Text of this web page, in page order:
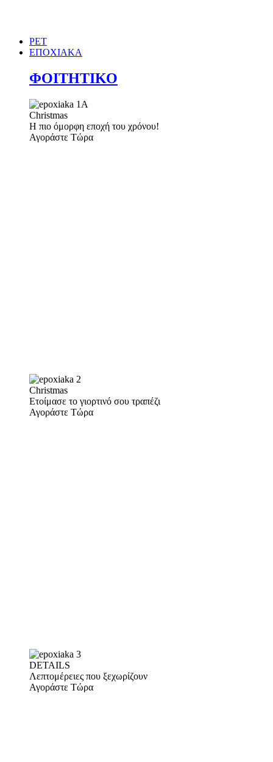
PET
ΕΠΟΧΙΑΚΑ
ΦΟΙΤΗΤΙΚΟ
Christmas
Η πιο όμορφη εποχή του χρόνου!
Αγοράστε Τώρα
Christmas
Ετοίμασε το γιορτινό σου τραπέζι
Αγοράστε Τώρα
DETAILS
Λεπτομέρειες που ξεχωρίζουν
Αγοράστε Τώρα